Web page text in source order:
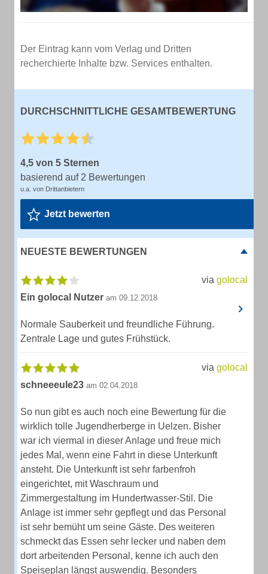
Der Eintrag kann vom Verlag und Dritten
recherchierte Inhalte bzw. Services enthalten.
DURCHSCHNITTLICHE GESAMTBEWERTUNG
4,5 von 5 Sternen
basierend auf 2 Bewertungen
u.a. von Drittanbietern
Jetzt bewerten
NEUESTE BEWERTUNGEN
via golocal
Ein golocal Nutzer am 09.12.2018
Normale Sauberkeit und freundliche Führung.
Zentrale Lage und gutes Frühstück.
via golocal
schneeeule23 am 02.04.2018
So nun gibt es auch noch eine Bewertung für die
wirklich tolle Jugendherberge in Uelzen. Bisher
war ich viermal in dieser Anlage und freue mich
jedes Mal, wenn eine Fahrt in diese Unterkunft
ansteht. Die Unterkunft ist sehr farbenfroh
eingerichtet, mit Waschraum und
Zimmergestaltung im Hundertwasser-Stil. Die
Anlage ist immer sehr gepflegt und das Personal
ist sehr bemüht um seine Gäste. Des weiteren
schmeckt das Essen sehr lecker und naben dem
dort arbeitenden Personal, kenne ich auch den
Speiseplan längst auswendig. Besonders